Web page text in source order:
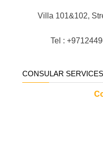
Villa 101&102,
Tel :
CONSULAR SERVICES